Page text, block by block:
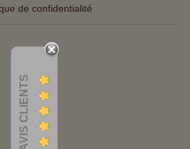
de confidentialité
AVIS CLIENTS